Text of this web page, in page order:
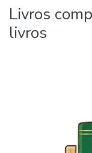
Livros
livros